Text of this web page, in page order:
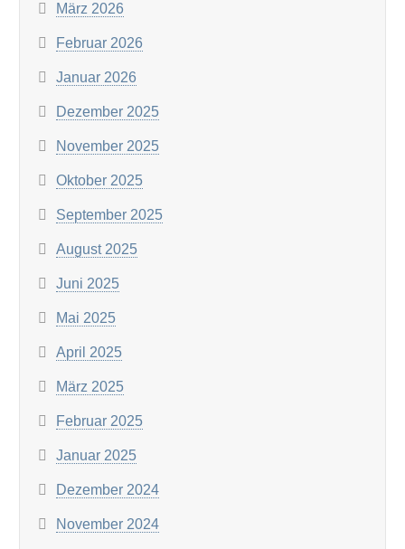
März 2026
Februar 2026
Januar 2026
Dezember 2025
November 2025
Oktober 2025
September 2025
August 2025
Juni 2025
Mai 2025
April 2025
März 2025
Februar 2025
Januar 2025
Dezember 2024
November 2024